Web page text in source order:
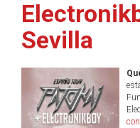
Sevilla